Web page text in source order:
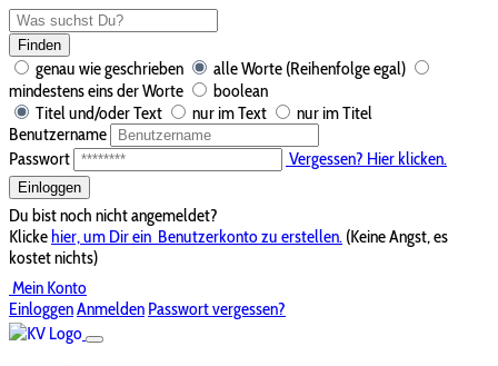
Finden
genau wie geschrieben
alle Worte (Reihenfolge egal)
mindestens eins der Worte
boolean
Titel und/oder Text
nur im Text
nur im Titel
Benutzername
Passwort
Vergessen? Hier klicken.
Einloggen
Du bist noch nicht angemeldet?
Klickehier, um Dir ein Benutzerkonto zu erstellen. (Keine Angst, es
kostet nichts)
Mein Konto
EinloggenAnmelden Passwort vergessen?